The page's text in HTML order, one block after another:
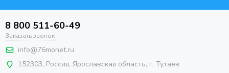
8 800 511-60-49
Заказать звонок
info@76monet.ru
152303, Россия, Ярославская область, г. Тутаев